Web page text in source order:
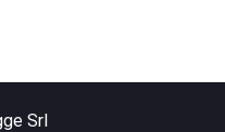
Srl